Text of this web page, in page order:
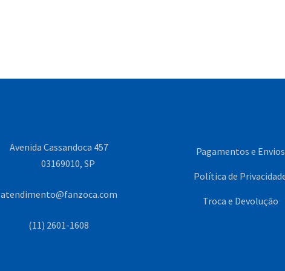
Avenida Cassandoca 457
03169010, SP
atendimento@fanzoca.com
(11) 2601-1608
Pagamentos e Envios
Política de
Troca e Devolução